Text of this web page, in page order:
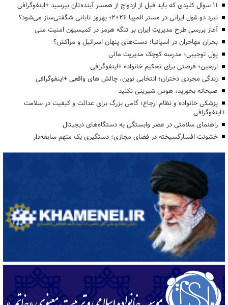
۱۱ سوال کلیدی که باید قبل از ازدواج از همسر آینده‌تان بپرسید +اینفوگرافی
نبرد دو غول ایرانی در مستر المپیا ۲۰۲۶؛ بهروز تابانی شگفتی‌ساز می‌شود؟
آغاز بررسی طرح مدیریت ایران بر تنگه هرمز در کمیسیون امنیت ملی
بحران مهاجران در اسپانیا؛ دست‌های پنهان اسرائیل و مراکش؟
پول توجیبی؛ مدرسه کوچک مدیریت مالی
اربعین؛ فرصتی برای تحکیم خانواده +اینفوگرافی
زندگی مجردی دختران؛ انتخابی نوین، چالش های واقعی +اینفوگرافی
صبحانه بخورید، هوس شیرینی نکنید
پزشکی خانواده و نظام ارجاع؛ گامی بزرگ برای عدالت و کیفیت در سلامت
+اینفوگرافی
راهنمای سلامتی در عصر وابستگی به دستگاه‌های دیجیتال
خشونت افسارگسیخته در فضای مجازی؛ دستگیری یک متهم سابقه‌دار